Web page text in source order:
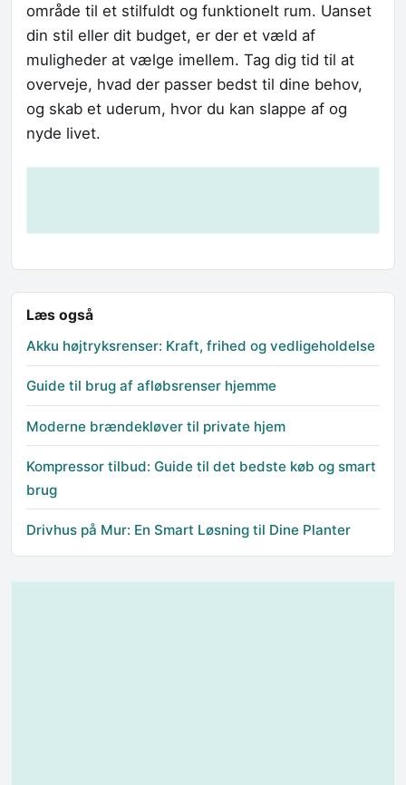
område til et stilfuldt og funktionelt rum. Uanset
din stil eller dit budget, er der et væld af
muligheder at vælge imellem. Tag dig tid til at
overveje, hvad der passer bedst til dine behov,
og skab et uderum, hvor du kan slappe af og
nyde livet.
Læs også
Akku højtryksrenser: Kraft, frihed og vedligeholdelse
Guide til brug af afløbsrenser hjemme
Moderne brændekløver til private hjem
Kompressor tilbud: Guide til det bedste køb og smart
brug
Drivhus på Mur: En Smart Løsning til Dine Planter